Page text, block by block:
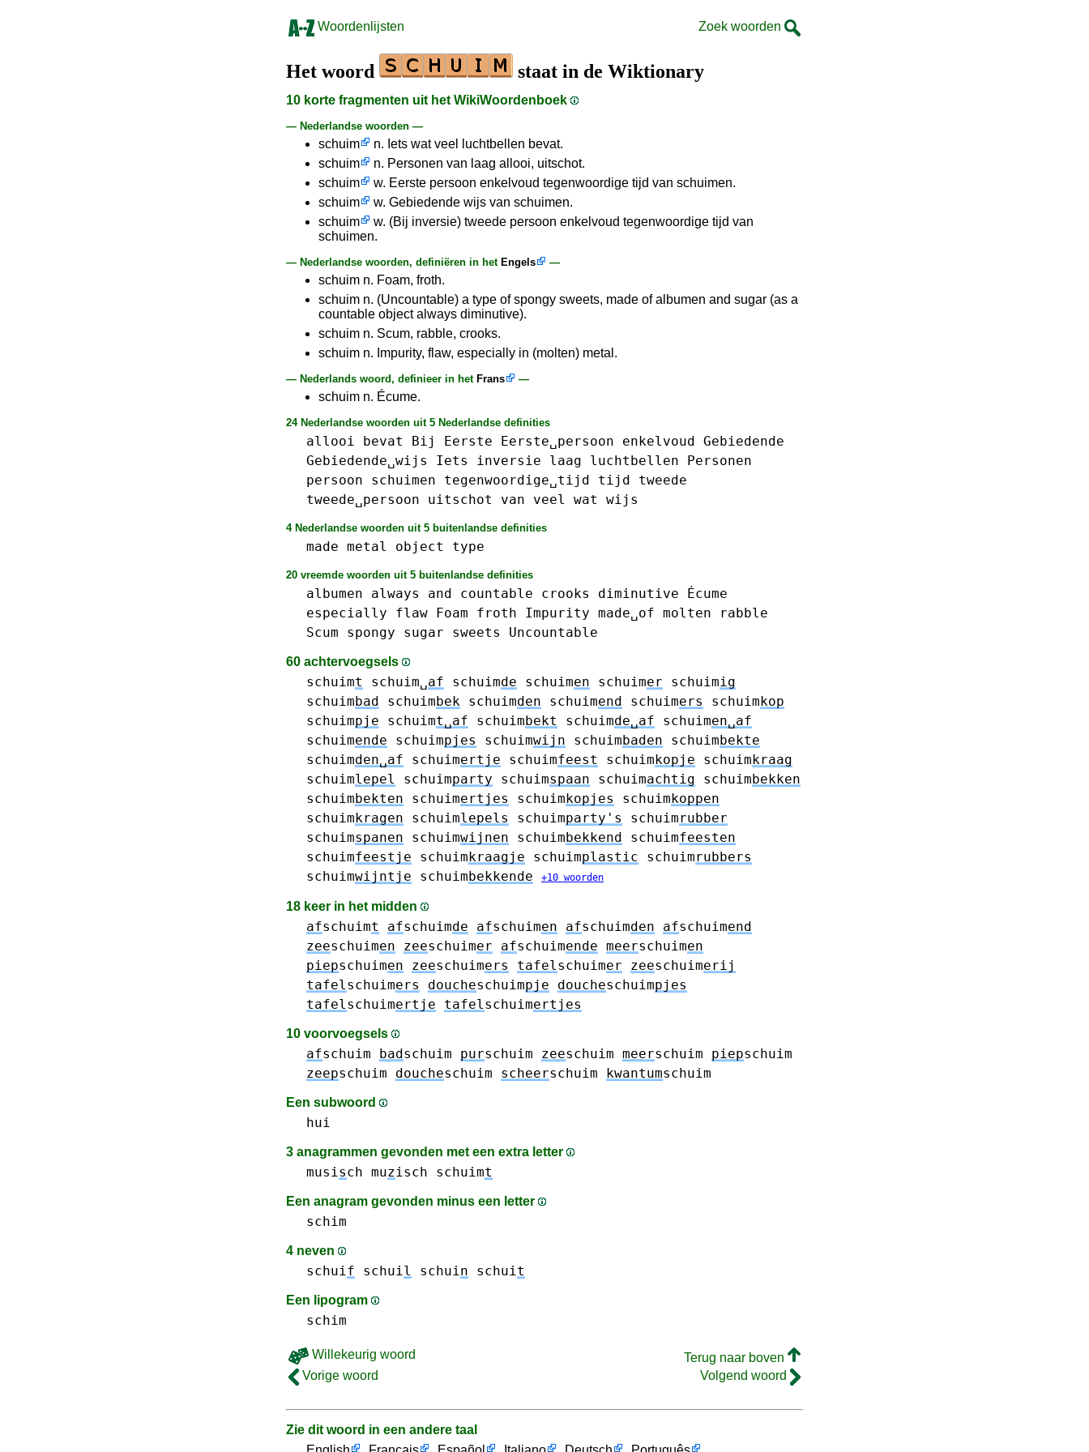
Woordenlijsten Zoek woorden
Het woord staat in de Wiktionary
10 korte fragmenten uit het WikiWoordenboek
— Nederlandse woorden —
schuim
n. Iets wat veel luchtbellen bevat.
schuim
n. Personen van laag allooi, uitschot.
schuim
w. Eerste persoon enkelvoud tegenwoordige tijd van schuimen.
schuim
w. Gebiedende wijs van schuimen.
schuim
w. (Bij inversie) tweede persoon enkelvoud tegenwoordige tijd van
schuimen.
— Nederlandse woorden, definiëren in het Engels —
schuim n. Foam, froth.
schuim n. (Uncountable) a type of spongy sweets, made of albumen and sugar (as a
countable object always diminutive).
schuim n. Scum, rabble, crooks.
schuim n. Impurity, flaw, especially in (molten) metal.
— Nederlands woord, definieer in het Frans —
schuim n. Écume.
24 Nederlandse woorden uit 5 Nederlandse definities
allooi bevat Bij Eerste Eerste␣persoon enkelvoud Gebiedende
Gebiedende␣wijs
Iets inversie laag luchtbellen
Personen
persoon
schuimen tegenwoordige␣tijd tijd
tweede
tweede␣persoon
uitschot van veel wat wijs
4 Nederlandse woorden uit 5 buitenlandse definities
made metal object type
20 vreemde woorden uit 5 buitenlandse definities
albumen always and countable crooks diminutive
Écume
especially
flaw Foam froth Impurity made␣of molten
rabble
Scum
spongy sugar sweets Uncountable
60 achtervoegsels
schuimt schuim␣af schuimde schuimen schuimer schuimig
schuimbad schuimbek schuimden schuimend schuimers schuimkop
schuimpje schuimt␣af schuimbekt schuimde␣af schuimen␣af
schuimende schuimpjes schuimwijn schuimbaden schuimbekte
schuimden␣af schuimertje schuimfeest schuimkopje schuimkraag
schuimlepel schuimparty schuimspaan schuimachtig schuimbekken
schuimbekten schuimertjes schuimkopjes schuimkoppen
schuimkragen schuimlepels schuimparty's schuimrubber
schuimspanen schuimwijnen schuimbekkend schuimfeesten
schuimfeestje schuimkraagje schuimplastic schuimrubbers
schuimwijntje schuimbekkende +10 woorden
18 keer in het midden
afschuimt afschuimde afschuimen afschuimden afschuimend
zeeschuimen zeeschuimer afschuimende meerschuimen
piepschuimen zeeschuimers tafelschuimer zeeschuimerij
tafelschuimers doucheschuimpje doucheschuimpjes
tafelschuimertje tafelschuimertjes
10 voorvoegsels
afschuim badschuim purschuim zeeschuim meerschuim piepschuim
zeepschuim doucheschuim scheerschuim kwantumschuim
Een subwoord
hui
3 anagrammen gevonden met een extra letter
musisch muzisch schuimt
Een anagram gevonden minus een letter
schim
4 neven
schuif schuil schuin schuit
Een lipogram
schim
Willekeurig woord
Terug naar boven
Vorige woord
Volgend woord
Zie dit woord in een andere taal